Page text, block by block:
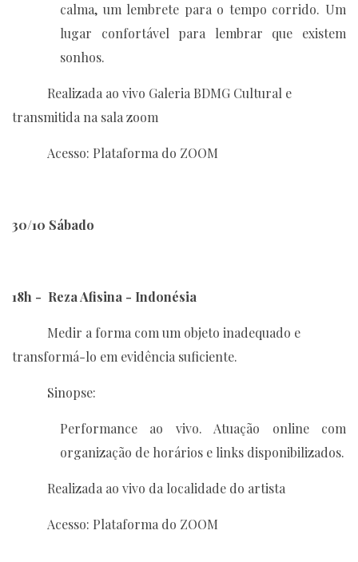
calma, um lembrete para o tempo corrido. Um
lugar confortável para lembrar que existem
sonhos.
Realizada ao vivo Galeria BDMG Cultural e
transmitida na sala zoom
Acesso: Plataforma do ZOOM
30/10 Sábado
18h - Reza Afisina - Indonésia
Medir a forma com um objeto inadequado e
transformá-lo em evidência suficiente.
Sinopse:
Performance ao vivo. Atuação online com
organização de horários e links disponibilizados.
Realizada ao vivo da localidade do artista
Acesso: Plataforma do ZOOM